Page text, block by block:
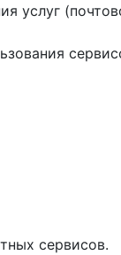
услуг
сервисов.